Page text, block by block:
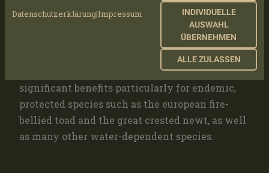
various ponds within the planning area,
demarcating them for agricultural use, thereby
creating new breeding grounds and habitats for
special species from the surrounding FFH areas.
This will develop aquatic habitats, providing
significant benefits particularly for endemic,
protected species such as the european fire-
bellied toad and the great crested newt, as well
as many other water-dependent species.
Datenschutzerklärung|Impressum
INDIVIDUELLE
AUSWAHL
ÜBERNEHMEN
ALLE ZULASSEN